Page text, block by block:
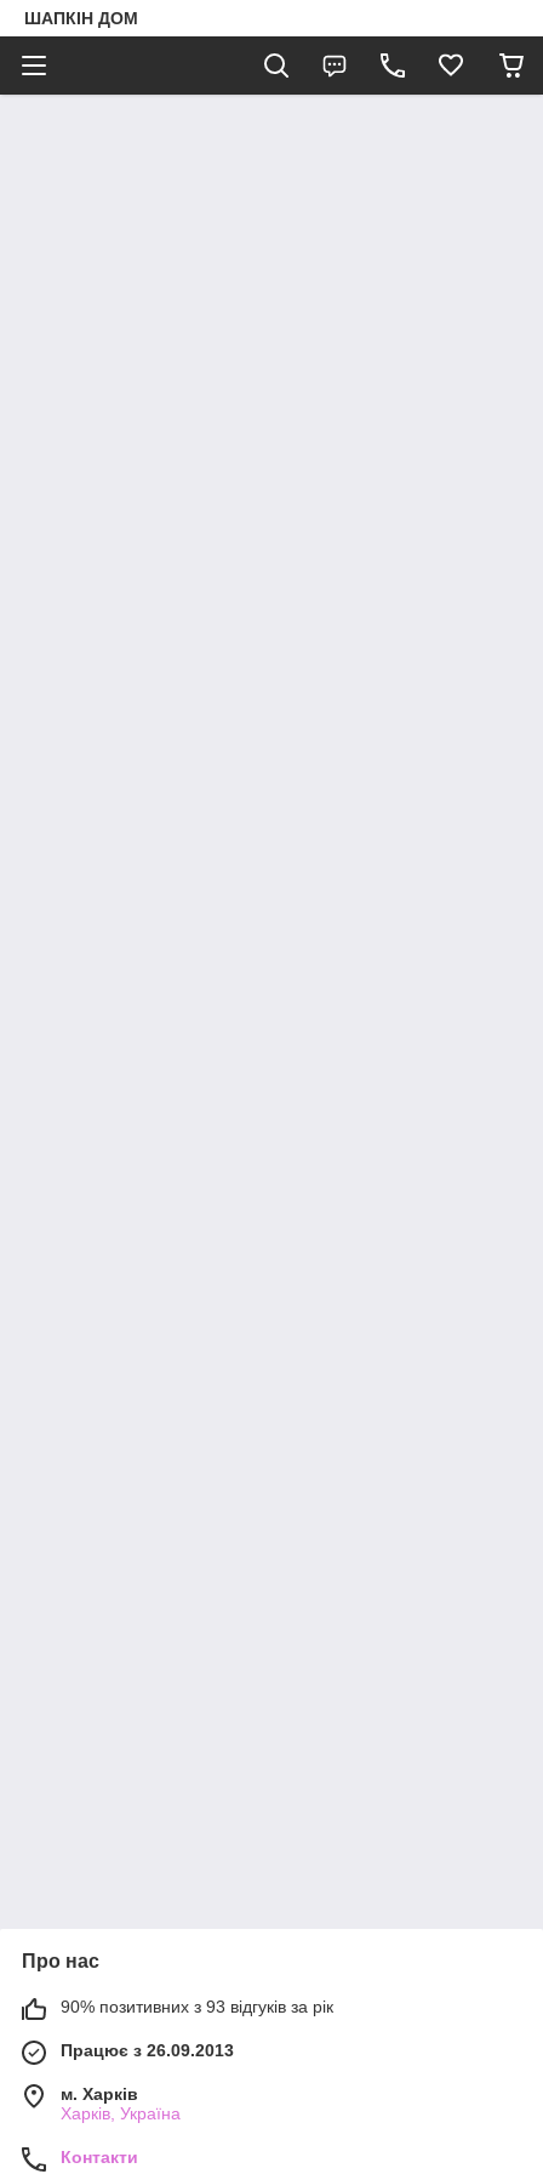
ШАПКIН ДОМ
Про нас
90% позитивних з 93 відгуків за рік
Працює з 26.09.2013
м. Харків
Харків, Україна
Контакти